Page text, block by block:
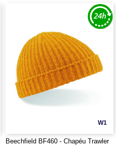
W1
Beechfield BF460 - Chapéu Trawler